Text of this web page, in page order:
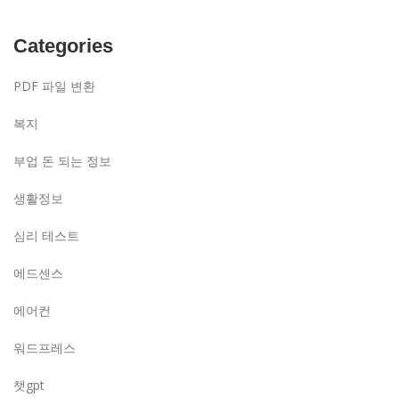
Categories
PDF 파일 변환
복지
부업 돈 되는 정보
생활정보
심리 테스트
에드센스
에어컨
워드프레스
챗gpt